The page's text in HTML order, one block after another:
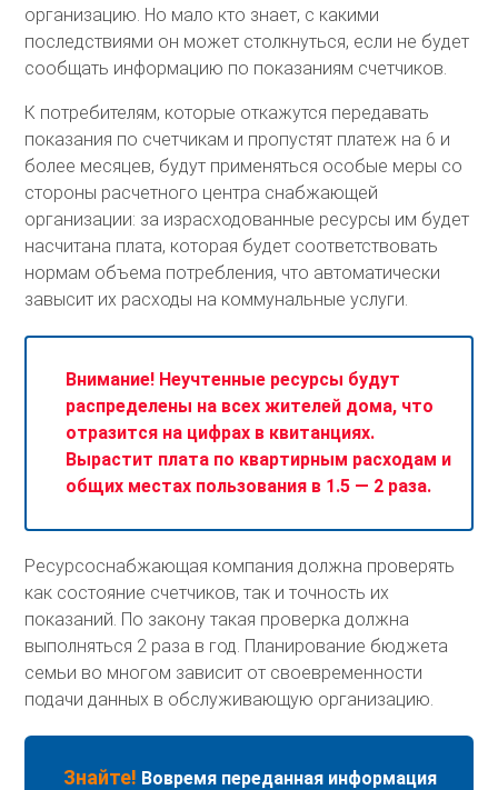
организацию. Но мало кто знает, с какими
последствиями он может столкнуться, если не будет
сообщать информацию по показаниям счетчиков.
К потребителям, которые откажутся передавать
показания по счетчикам и пропустят платеж на 6 и
более месяцев, будут применяться особые меры со
стороны расчетного центра снабжающей
организации: за израсходованные ресурсы им будет
насчитана плата, которая будет соответствовать
нормам объема потребления, что автоматически
завысит их расходы на коммунальные услуги.
Внимание! Неучтенные ресурсы будут
распределены на всех жителей дома, что
отразится на цифрах в квитанциях.
Вырастит плата по квартирным расходам и
общих местах пользования в 1.5 — 2 раза.
Ресурсоснабжающая компания должна проверять
как состояние счетчиков, так и точность их
показаний. По закону такая проверка должна
выполняться 2 раза в год. Планирование бюджета
семьи во многом зависит от своевременности
подачи данных в обслуживающую организацию.
Знайте! Вовремя переданная информация